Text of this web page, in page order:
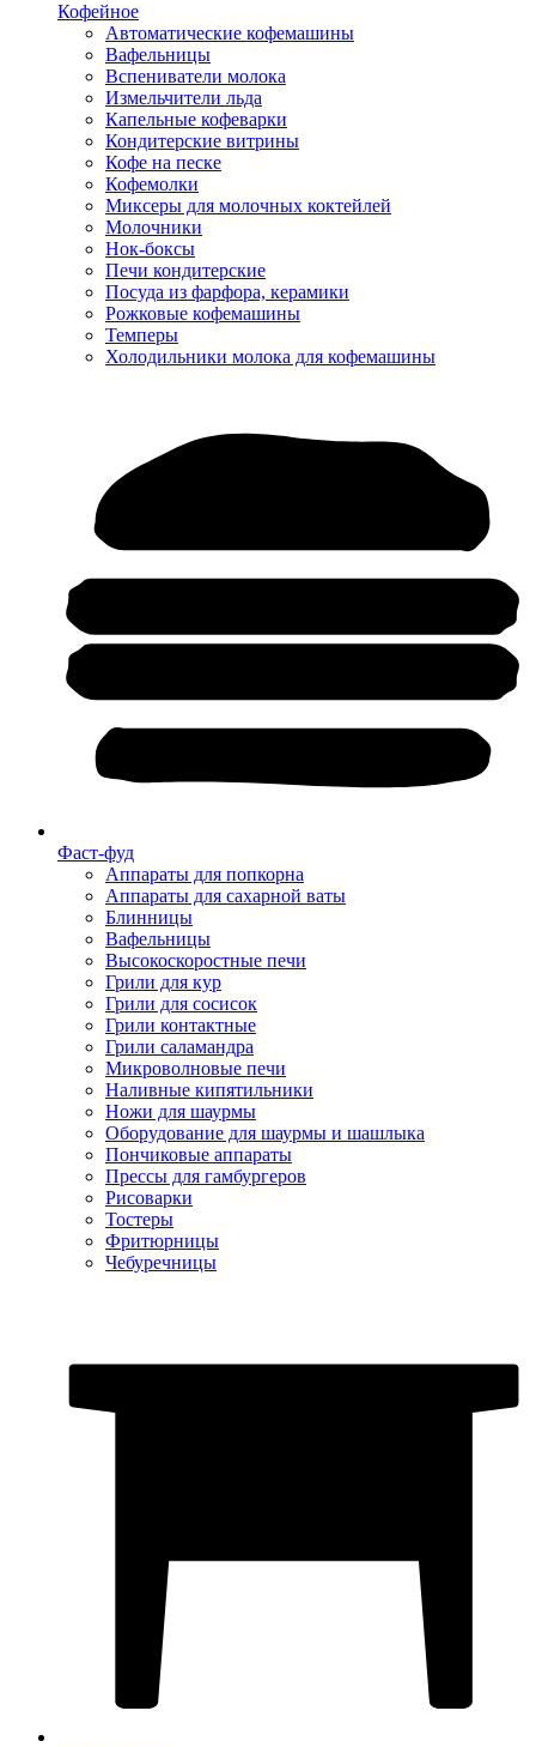
Кофейное
Автоматические кофемашины
Вафельницы
Вспениватели молока
Измельчители льда
Капельные кофеварки
Кондитерские витрины
Кофе на песке
Кофемолки
Миксеры для молочных коктейлей
Молочники
Нок-боксы
Печи кондитерские
Посуда из фарфора, керамики
Рожковые кофемашины
Темперы
Холодильники молока для кофемашины
Фаст-фуд
Аппараты для попкорна
Аппараты для сахарной ваты
Блинницы
Вафельницы
Высокоскоростные печи
Грили для кур
Грили для сосисок
Грили контактные
Грили саламандра
Микроволновые печи
Наливные кипятильники
Ножи для шаурмы
Оборудование для шаурмы и шашлыка
Пончиковые аппараты
Прессы для гамбургеров
Рисоварки
Тостеры
Фритюрницы
Чебуречницы